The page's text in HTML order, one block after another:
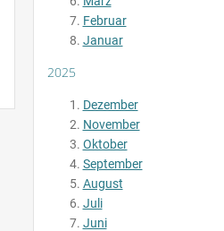
Februar
Januar
2025
Dezember
November
Oktober
September
August
Juli
Juni